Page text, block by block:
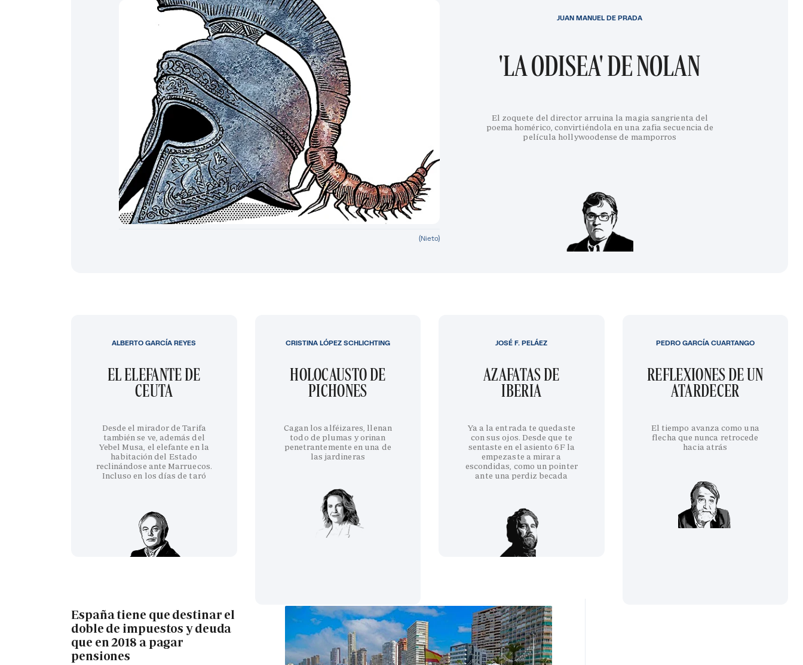
(Nieto)
'LA ODISEA' DE NOLAN
El zoquete del director arruina la magia sangrienta del
poema homérico, convirtiéndola en una zafia secuencia de
película hollywoodense de mamporros
JUAN MANUEL DE PRADA
EL ELEFANTE DE
CEUTA
Desde el mirador de Tarifa
también se ve, además del
Yebel Musa, el elefante en la
habitación del Estado
reclinándose ante Marruecos.
Incluso en los días de taró
ALBERTO GARCÍA REYES
HOLOCAUSTO DE
PICHONES
Cagan los alféizares, llenan
todo de plumas y orinan
penetrantemente en una de
las jardineras
CRISTINA LÓPEZ SCHLICHTING
AZAFATAS DE
IBERIA
Ya a la entrada te quedaste
con sus ojos. Desde que te
sentaste en el asiento 6F la
empezaste a mirar a
escondidas, como un pointer
ante una perdiz becada
JOSÉ F. PELÁEZ
REFLEXIONES DE UN
ATARDECER
El tiempo avanza como una
flecha que nunca retrocede
hacia atrás
PEDRO GARCÍA CUARTANGO
España tiene que destinar el
doble de impuestos y deuda
que en 2018 a pagar
pensiones